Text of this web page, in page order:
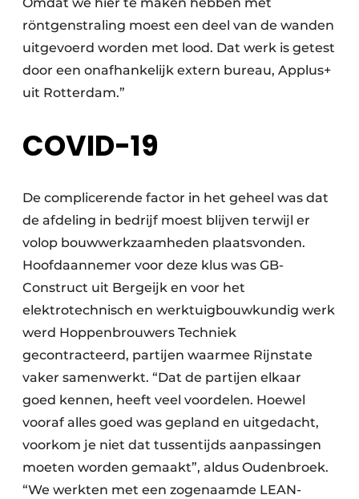
röntgenstraling moest een deel van de wanden
uitgevoerd worden met lood. Dat werk is getest
door een onafhankelijk extern bureau, Applus+
uit Rotterdam.”
COVID-19
De complicerende factor in het geheel was dat
de afdeling in bedrijf moest blijven terwijl er
volop bouwwerkzaamheden plaatsvonden.
Hoofdaannemer voor deze klus was GB-
Construct uit Bergeijk en voor het
elektrotechnisch en werktuigbouwkundig werk
werd Hoppenbrouwers Techniek
gecontracteerd, partijen waarmee Rijnstate
vaker samenwerkt. “Dat de partijen elkaar
goed kennen, heeft veel voordelen. Hoewel
vooraf alles goed was gepland en uitgedacht,
voorkom je niet dat tussentijds aanpassingen
moeten worden gemaakt”, aldus Oudenbroek.
“We werkten met een zogenaamde LEAN-